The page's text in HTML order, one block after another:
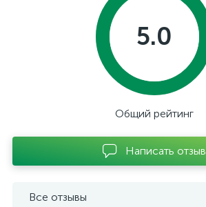
5.0
Общий рейтинг
Написать отзыв
Все отзывы